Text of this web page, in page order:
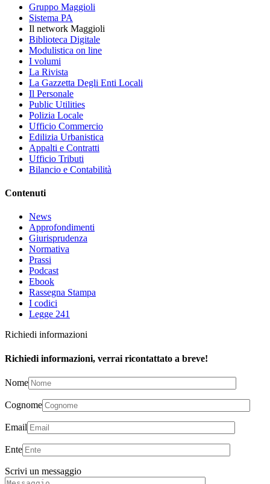
Gruppo Maggioli
Sistema PA
Il network Maggioli
Biblioteca Digitale
Modulistica on line
I volumi
La Rivista
La Gazzetta Degli Enti Locali
Il Personale
Public Utilities
Polizia Locale
Ufficio Commercio
Edilizia Urbanistica
Appalti e Contratti
Ufficio Tributi
Bilancio e Contabilità
Contenuti
News
Approfondimenti
Giurisprudenza
Normativa
Prassi
Podcast
Ebook
Rassegna Stampa
I codici
Legge 241
Richiedi informazioni
Richiedi informazioni, verrai ricontattato a breve!
Nome
Cognome
Email
Ente
Scrivi un messaggio